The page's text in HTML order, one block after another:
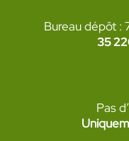
Bureau dépôt :
35
Pas